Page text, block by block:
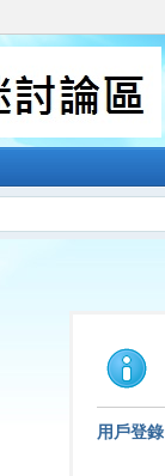
用戶登錄